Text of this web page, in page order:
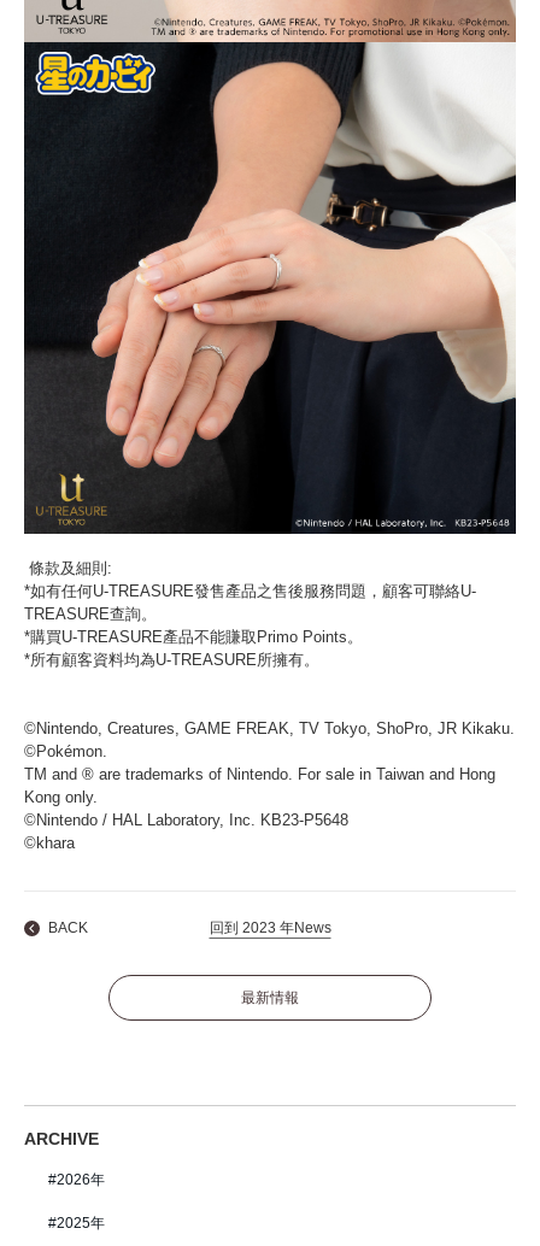
條款及細則:
*如有任何U-TREASURE發售產品之售後服務問題，顧客可聯絡U-
TREASURE查詢。
*購買U-TREASURE產品不能賺取Primo Points。
*所有顧客資料均為U-TREASURE所擁有。
©Nintendo, Creatures, GAME FREAK, TV Tokyo, ShoPro, JR Kikaku.
©Pokémon.
TM and ® are trademarks of Nintendo. For sale in Taiwan and Hong
Kong only.
©Nintendo / HAL Laboratory, Inc. KB23-P5648
©khara
BACK 回到 2023 年News
最新情報
ARCHIVE
2026年
2025年